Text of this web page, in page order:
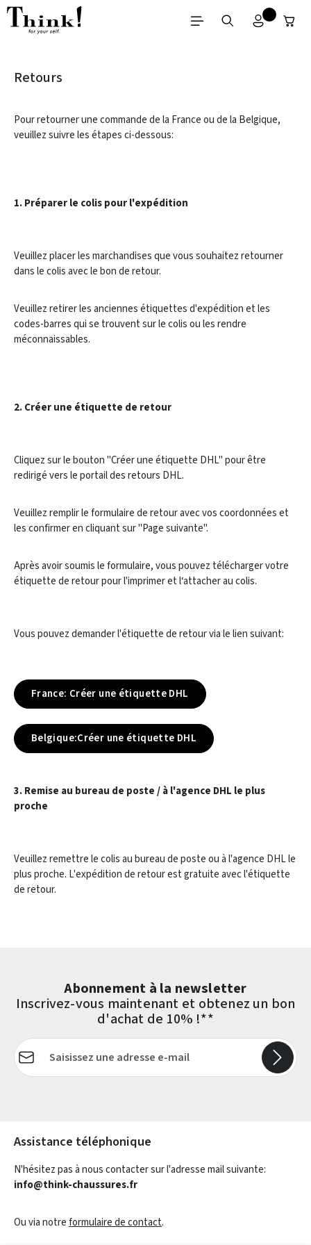
Passer au contenu principal
Retours
Pour retourner une commande de la France ou de la Belgique,
veuillez suivre les étapes ci-dessous:
1. Préparer le colis pour l'expédition
Veuillez placer les marchandises que vous souhaitez retourner
dans le colis avec le bon de retour.
Veuillez retirer les anciennes étiquettes d'expédition et les
codes-barres qui se trouvent sur le colis ou les rendre
méconnaissables.
2. Créer une étiquette de retour
Cliquez sur le bouton "Créer une étiquette DHL" pour être
redirigé vers le portail des retours DHL.
Veuillez remplir le formulaire de retour avec vos coordonnées et
les confirmer en cliquant sur "Page suivante".
Après avoir soumis le formulaire, vous pouvez télécharger votre
étiquette de retour pour l'imprimer et l‘attacher au colis.
Vous pouvez demander l'étiquette de retour via le lien suivant:
France: Créer une étiquette DHL
Belgique:Créer une étiquette DHL
3. Remise au bureau de poste / à l'agence DHL le plus
proche
Veuillez remettre le colis au bureau de poste ou à l'agence DHL le
plus proche. L'expédition de retour est gratuite avec l'étiquette
de retour.
Abonnement à la newsletter
Inscrivez-vous maintenant et obtenez un bon
d'achat de 10% !**
Adresse e-mail*
Assistance téléphonique
N'hésitez pas à nous contacter sur l'adresse mail suivante:
info@think-chaussures.fr
Ou via notreformulaire de contact.